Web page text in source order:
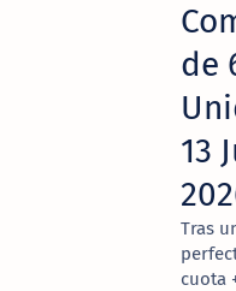
de
13
Tras
cuota